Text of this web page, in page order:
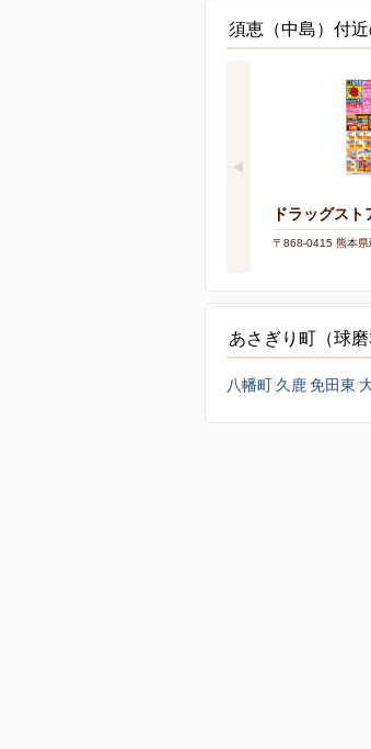
須恵（中島）付
ドラッグス
〒868-0415 熊本
あさぎり町（球
八幡町 久鹿免田東